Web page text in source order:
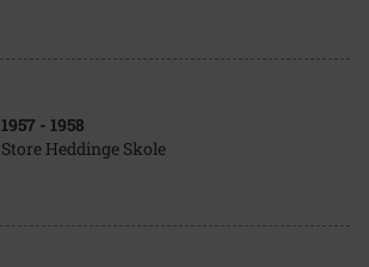
1957 - 1958
Store Heddinge Skole